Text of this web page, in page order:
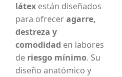
látex están diseñados
para ofreceragarre,
destreza y
comodidad en labores
de riesgo mínimo. Su
diseño anatómico y